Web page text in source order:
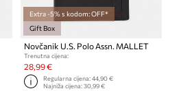
Extra -5% s kodom: OFF*
Gift Box
Novčanik U.S. Polo Assn. MALLET
Trenutna cijena:
28,99 €
Regularna cijena:44,90 €
Najniža cijena:30,99 €